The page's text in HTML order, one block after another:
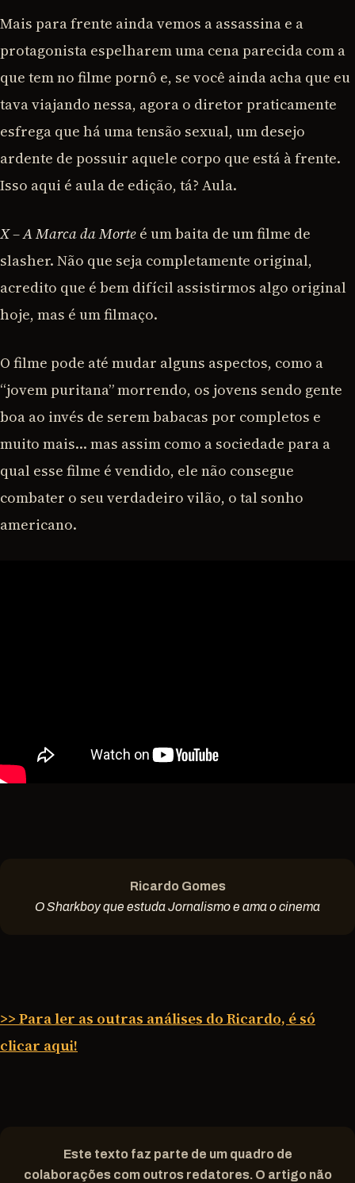
Mais para frente ainda vemos a assassina e a
protagonista espelharem uma cena parecida com a
que tem no filme pornô e, se você ainda acha que eu
tava viajando nessa, agora o diretor praticamente
esfrega que há uma tensão sexual, um desejo
ardente de possuir aquele corpo que está à frente.
Isso aqui é aula de edição, tá? Aula.
X – A Marca da Morte é um baita de um filme de
slasher. Não que seja completamente original,
acredito que é bem difícil assistirmos algo original
hoje, mas é um filmaço.
O filme pode até mudar alguns aspectos, como a
“jovem puritana” morrendo, os jovens sendo gente
boa ao invés de serem babacas por completos e
muito mais… mas assim como a sociedade para a
qual esse filme é vendido, ele não consegue
combater o seu verdadeiro vilão, o tal sonho
americano.
Ricardo Gomes
O Sharkboy que estuda Jornalismo e ama o cinema
>> Para ler as outras análises do Ricardo, é só
clicar aqui!
Este texto faz parte de um quadro de
colaborações com outros redatores. O artigo não